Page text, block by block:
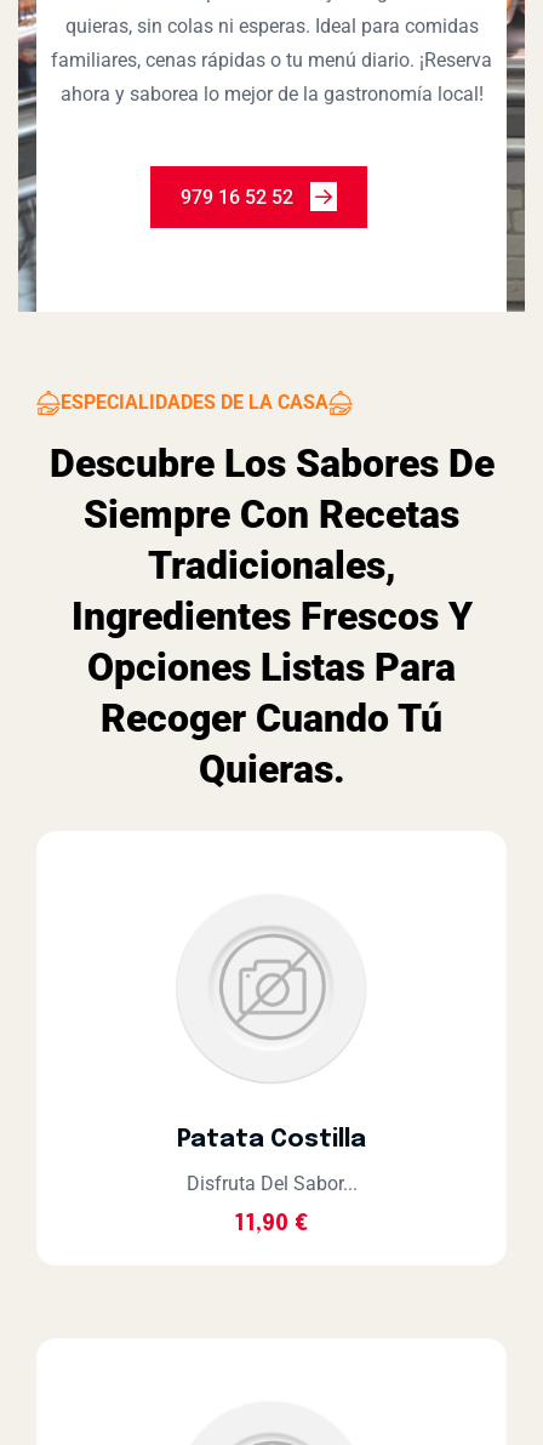
quieras, sin colas ni esperas. Ideal para comidas
familiares, cenas rápidas o tu menú diario. ¡Reserva
ahora y saborea lo mejor de la gastronomía local!
979 16 52 52
ESPECIALIDADES DE LA CASA
Descubre Los Sabores De
Siempre Con Recetas
Tradicionales,
Ingredientes Frescos Y
Opciones Listas Para
Recoger Cuando Tú
Quieras.
Patata Costilla
Disfruta Del Sabor...
11,90 €